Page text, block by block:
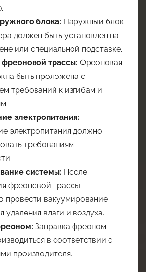
блока: Наружный блок
должен быть установлен на
или специальной подставке.
фреоновой трассы: Фреоновая
быть проложена с
требований к изгибам и
электропитания:
электропитания должно
требованиям
системы: После
фреоновой трассы
провести вакуумирование
удаления влаги и воздуха.
Заправка фреоном
в соответствии с
производителя.